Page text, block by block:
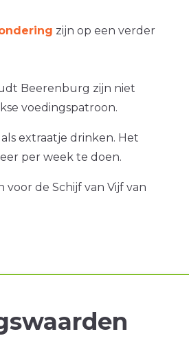
zijn op een verder
Beerenburg zijn niet
voedingspatroon.
extraatje drinken. Het
per week te doen.
de Schijf van Vijf van